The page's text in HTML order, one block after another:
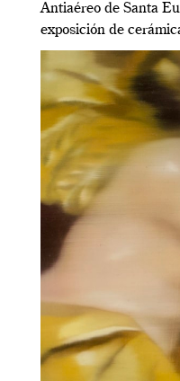
Antiaéreo de Santa
exposición de